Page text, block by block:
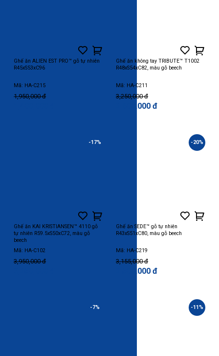
Ghế ăn ALIEN EST PRO™ gỗ tự nhiên
R45xS53xC96
Mã: HA-C215
1,950,000 đ
Ghế ăn không tay TRIBUTE™ T1002
R48xS54xC82, màu gỗ beech
Mã: HA-C211
3,250,000 đ
2,600,000 đ
-17%
Ghế ăn KAI KRISTIANSEN™ 4110 gỗ
tự nhiên R59.5xS50xC72, màu gỗ
beech
Mã: HA-C102
3,950,000 đ
-20%
Ghế ăn SEDE™ gỗ tự nhiên
R43xS51xC80, màu gỗ beech
Mã: HA-C219
3,155,000 đ
2,500,000 đ
-7% -11%